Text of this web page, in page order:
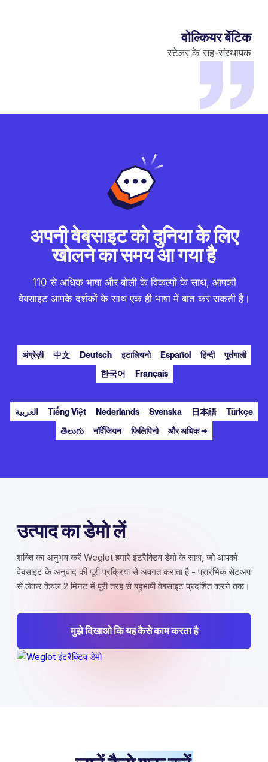
वोल्कियर बेंटिक
स्टेलर के सह-संस्थापक
अपनी वेबसाइट को दुनिया के लिए
खोलने का समय आ गया है
110 से अधिक भाषा और बोली के विकल्पों के साथ, आपकी
वेबसाइट आपके दर्शकों के साथ एक ही भाषा में बात कर सकती है।
अंग्रेज़ी 中文 Deutsch इटालियनो Español हिन्दी
पुर्तगाली
한국어
Français
العربية Tiếng Việt Nederlands Svenska 日本語
Türkçe
తెలుగు
नॉर्वेजियन फिलिपिनो और अधिक →
उत्पाद का डेमो लें
शक्ति का अनुभव करें Weglot हमारे इंटरैक्टिव डेमो के साथ, जो आपको
वेबसाइट के अनुवाद की पूरी प्रक्रिया से अवगत कराता है - प्रारंभिक सेटअप
से लेकर केवल 2 मिनट में पूरी तरह से बहुभाषी वेबसाइट प्रदर्शित करने तक।
मुझे दिखाओ कि यह कैसे काम करता है